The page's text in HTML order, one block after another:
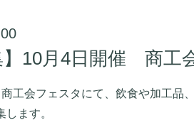
】10月4日開催 商工
工会フェスタにて、飲食や加工品
ます。